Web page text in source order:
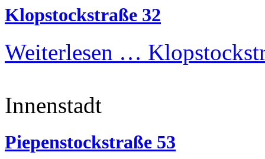
Klopstockstraße 32
Weiterlesen …
Innenstadt
Piepenstockstraße 53